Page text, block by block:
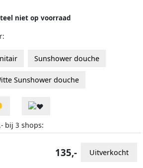
niet op voorraad
Sunshower douche
Sunshower douche
bij 3 shops:
135,- Uitverkocht